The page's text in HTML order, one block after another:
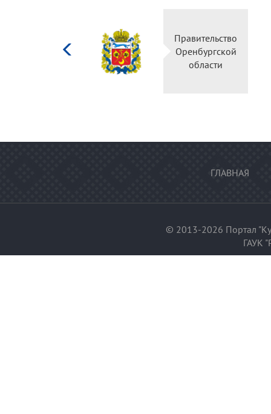
Министерство
культуры
Российской
федерации
ГЛАВНАЯ
© 2013-2026 Портал
ГАУК